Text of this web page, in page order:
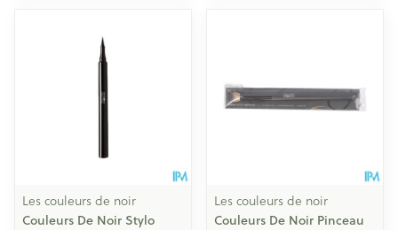
Les couleurs de noir
Couleurs De Noir Stylo
Les couleurs de noir
Couleurs De Noir Pinceau